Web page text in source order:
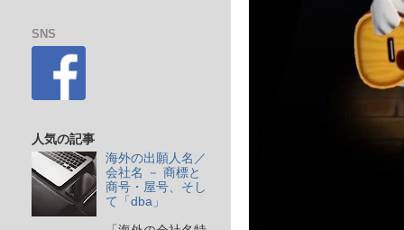
SNS
人気の記事
海外の出願人名／
会社名 － 商標と
商号・屋号、そし
て「dba」